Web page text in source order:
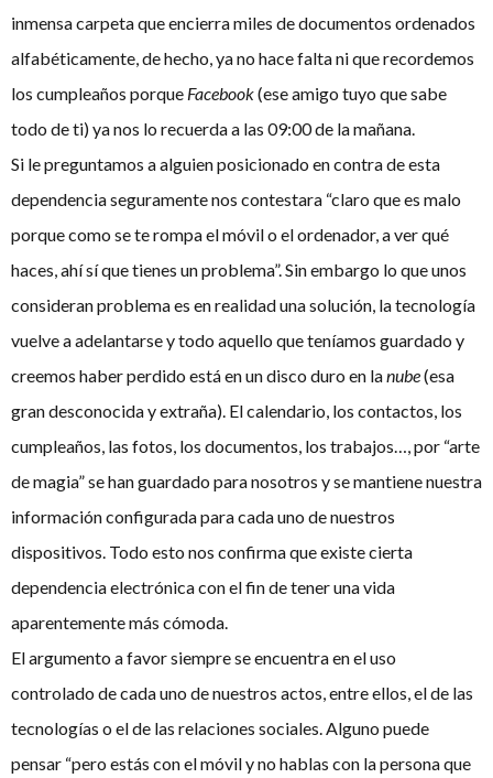
inmensa carpeta que encierra miles de documentos ordenados
alfabéticamente, de hecho, ya no hace falta ni que recordemos
los cumpleaños porque Facebook(ese amigo tuyo que sabe
todo de ti) ya nos lo recuerda a las 09:00 de la mañana.
Si le preguntamos a alguien posicionado en contra de esta
dependencia seguramente nos contestara “claro que es malo
porque como se te rompa el móvil o el ordenador, a ver qué
haces, ahí sí que tienes un problema”. Sin embargo lo que unos
consideran problema es en realidad una solución, la tecnología
vuelve a adelantarse y todo aquello que teníamos guardado y
creemos haber perdido está en un disco duro en lanube(esa
gran desconocida y extraña). El calendario, los contactos, los
cumpleaños, las fotos, los documentos, los trabajos…, por “arte
de magia” se han guardado para nosotros y se mantiene nuestra
información configurada para cada uno de nuestros
dispositivos. Todo esto nos confirma que existe cierta
dependencia electrónica con el fin de tener una vida
aparentemente más cómoda.
El argumento a favor siempre se encuentra en el uso
controlado de cada uno de nuestros actos, entre ellos, el de las
tecnologías o el de las relaciones sociales. Alguno puede
pensar “pero estás con el móvil y no hablas con la persona que